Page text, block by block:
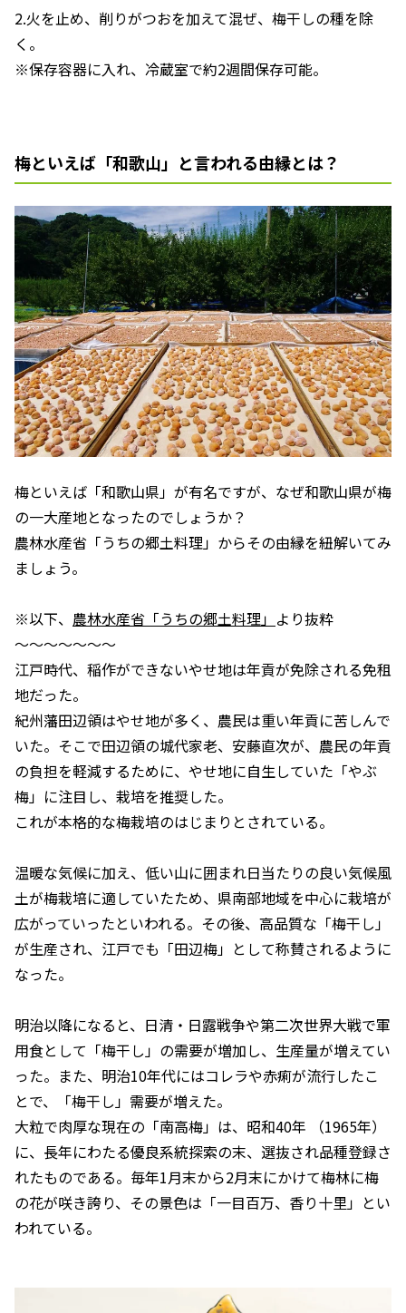
2.火を止め、削りがつおを加えて混ぜ、梅干しの種を除
く。
※保存容器に入れ、冷蔵室で約2週間保存可能。
梅といえば「和歌山」と言われる由縁とは？
梅といえば「和歌山県」が有名ですが、なぜ和歌山県が梅
の一大産地となったのでしょうか？
農林水産省「うちの郷土料理」からその由縁を紐解いてみ
ましょう。
※以下、 農林水産省「うちの郷土料理」 より抜粋
～～～～～～～
江戸時代、稲作ができないやせ地は年貢が免除される免租
地だった。
紀州藩田辺領はやせ地が多く、農民は重い年貢に苦しんで
いた。そこで田辺領の城代家老、安藤直次が、農民の年貢
の負担を軽減するために、やせ地に自生していた「やぶ
梅」に注目し、栽培を推奨した。
これが本格的な梅栽培のはじまりとされている。
温暖な気候に加え、低い山に囲まれ日当たりの良い気候風
土が梅栽培に適していたため、県南部地域を中心に栽培が
広がっていったといわれる。その後、高品質な「梅干し」
が生産され、江戸でも「田辺梅」として称賛されるように
なった。
明治以降になると、日清・日露戦争や第二次世界大戦で軍
用食として「梅干し」の需要が増加し、生産量が増えてい
った。また、明治10年代にはコレラや赤痢が流行したこ
とで、「梅干し」需要が増えた。
大粒で肉厚な現在の「南高梅」は、昭和40年 （1965年）
に、長年にわたる優良系統探索の末、選抜され品種登録さ
れたものである。毎年1月末から2月末にかけて梅林に梅
の花が咲き誇り、その景色は「一目百万、香り十里」とい
われている。